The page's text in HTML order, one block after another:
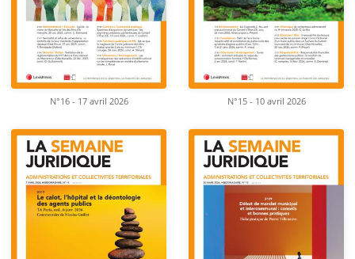
N°16 - 17 avril 2026 N°15 - 10 avril 2026